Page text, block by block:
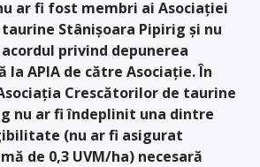
ar fi fost membri ai Asociației
Stânișoara Pipirig și nu
privind depunerea
la APIA de către Asociație. În
Crescătorilor de taurine
nu ar fi îndeplinit una dintre
(nu ar fi asigurat
de 0,3 UVM/ha) necesară